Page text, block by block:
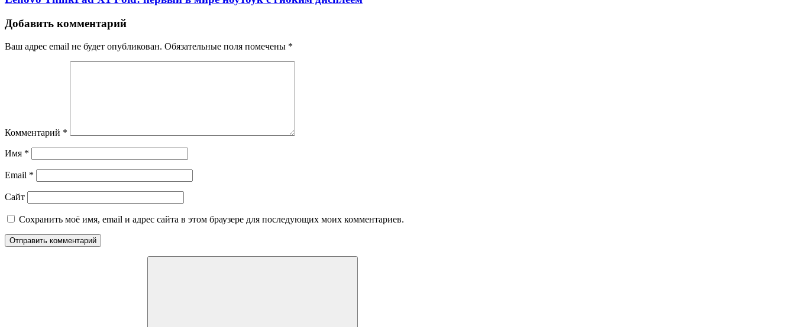
Добавить комментарий
Ваш адрес email не будет опубликован. Обязательные поля помечены *
Комментарий *
Имя *
Email *
Сайт
Сохранить моё имя, email и адрес сайта в этом браузере для последующих моих комментариев.